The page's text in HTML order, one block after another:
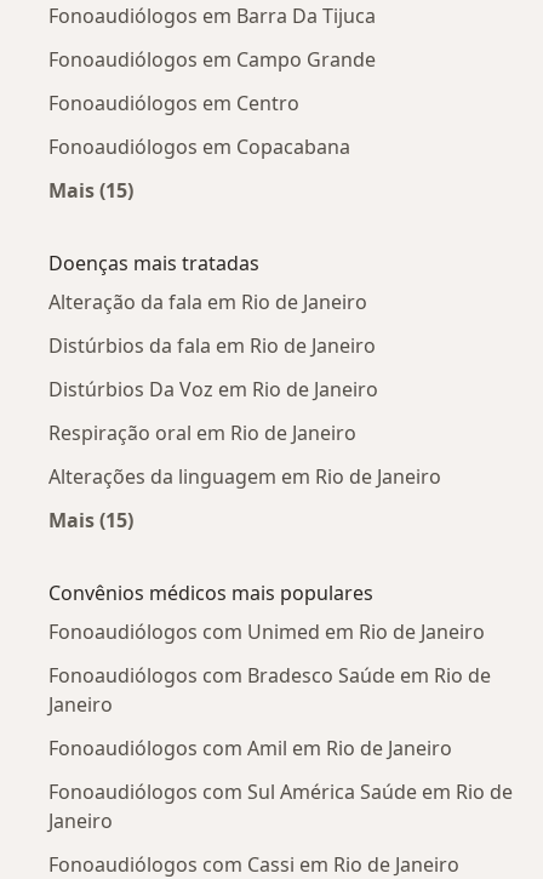
Fonoaudiólogos em Barra Da Tijuca
Fonoaudiólogos em Campo Grande
Fonoaudiólogos em Centro
Fonoaudiólogos em Copacabana
Mais (15)
Doenças mais tratadas
Alteração da fala em Rio de Janeiro
Distúrbios da fala em Rio de Janeiro
Distúrbios Da Voz em Rio de Janeiro
Respiração oral em Rio de Janeiro
Alterações da linguagem em Rio de Janeiro
Mais (15)
Convênios médicos mais populares
Fonoaudiólogos com Unimed em Rio de Janeiro
Fonoaudiólogos com Bradesco Saúde em Rio de
Janeiro
Fonoaudiólogos com Amil em Rio de Janeiro
Fonoaudiólogos com Sul América Saúde em Rio de
Janeiro
Fonoaudiólogos com Cassi em Rio de Janeiro